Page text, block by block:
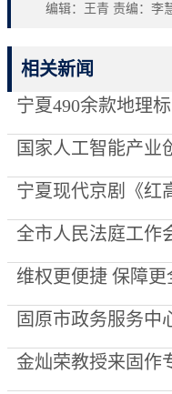
编辑：王青 责编：李
相关新闻
宁夏490余款地理
国家人工智能产业
金灿荣教授来固作